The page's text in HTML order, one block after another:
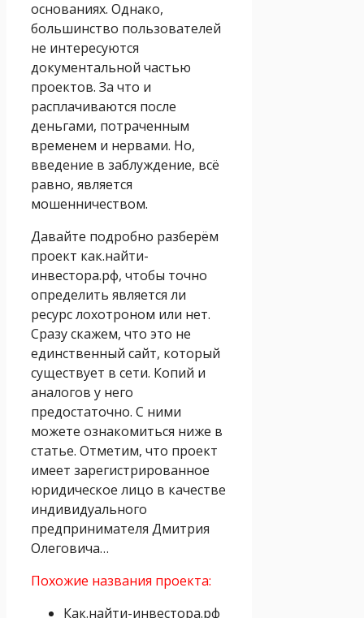
основаниях. Однако,
большинство пользователей
не интересуются
документальной частью
проектов. За что и
расплачиваются после
деньгами, потраченным
временем и нервами. Но,
введение в заблуждение, всё
равно, является
мошенничеством.
Давайте подробно разберём
проект как.найти-
инвестора.рф, чтобы точно
определить является ли
ресурс лохотроном или нет.
Сразу скажем, что это не
единственный сайт, который
существует в сети. Копий и
аналогов у него
предостаточно. С ними
можете ознакомиться ниже в
статье. Отметим, что проект
имеет зарегистрированное
юридическое лицо в качестве
индивидуального
предпринимателя Дмитрия
Олеговича…
Похожие названия проекта:
Как.найти-инвестора.рф